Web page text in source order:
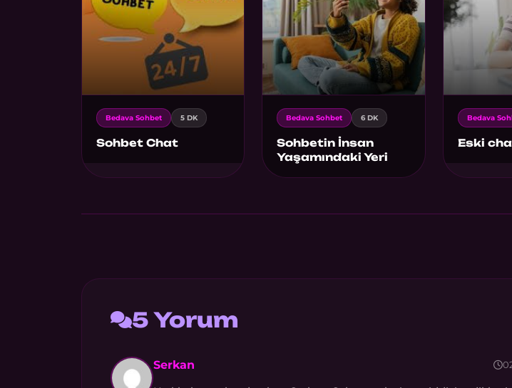
Bedava Sohbet 5 DK
Sohbet Chat
Bedava Sohbet 6 DK
Sohbetin İnsan
Yaşamındaki Yeri
Bedava
Eski
5 Yorum
Serkan